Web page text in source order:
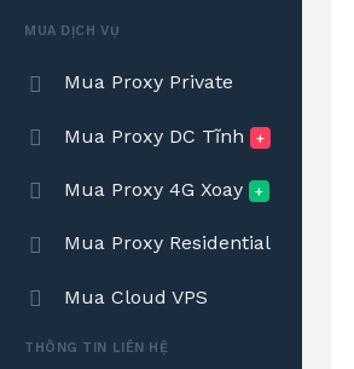
MUA DỊCH VỤ
Mua Proxy Private
Mua Proxy DC Tĩnh +
Mua Proxy 4G Xoay +
Mua Proxy Residential
Mua Cloud VPS
THÔNG TIN LIÊN HỆ